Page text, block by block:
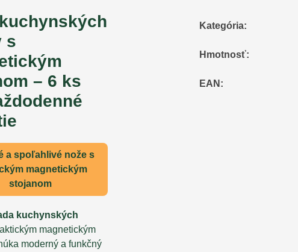
s
– 6 ks
a spoľahlivé nože s
magnetickým
stojanom
kuchynských
magnetickým
moderný a funkčný
Kategória:
Hmotnosť:
EAN :